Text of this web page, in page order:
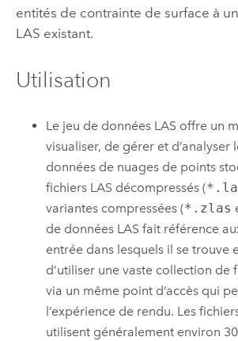
entités de contrainte de surface à
LAS existant.
Utilisation
Le jeu de données LAS offre un
visualiser, de gérer et d’analyser
données de nuages de points
fichiers LAS décompressés (
variantes compressées (*.zlas
de données LAS fait référence
entrée dans lesquels il se trouve
d’utiliser une vaste collection de
via un même point d’accès qui
l’expérience de rendu. Les
utilisent généralement environ